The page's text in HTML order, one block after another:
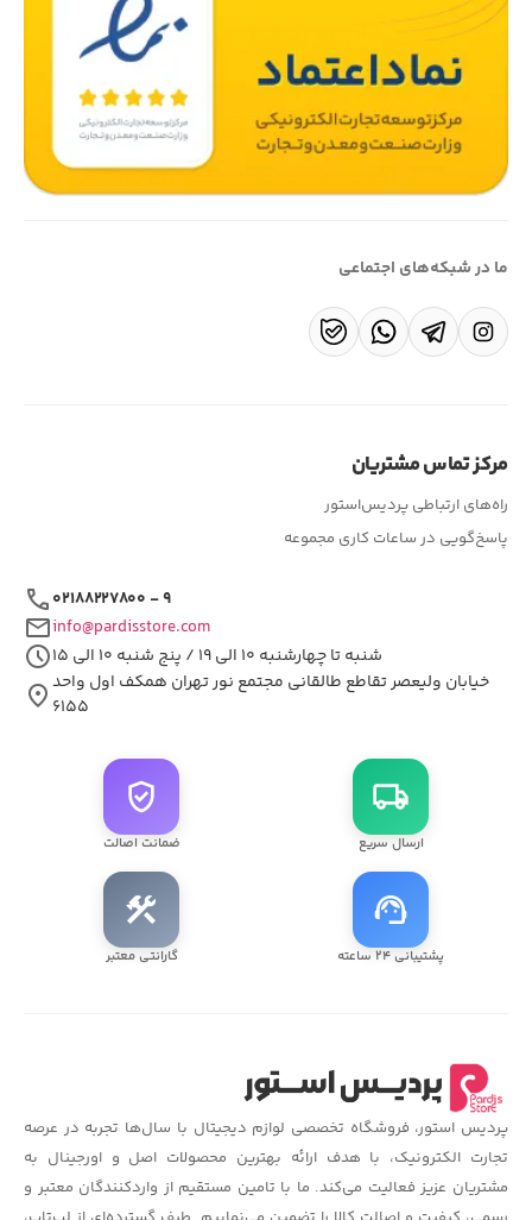
ما در شبکه‌های اجتماعی
مرکز تماس مشتریان
راه‌های ارتباطی پردیس‌استور
پاسخ‌گویی در ساعات کاری مجموعه
call۰۲۱۸۸۲۲۷۸۰۰ - ۹
mailinfo@pardisstore.com
schedule شنبه تا چهارشنبه ۱۰ الی ۱۹ / پنج شنبه ۱۰ الی ۱۵
location_onخیابان ولیعصر تقاطع طالقانی مجتمع نور تهران همکف اول واحد
۶۱۵۵
local_shipping
ارسال سریع
verified_user
ضمانت اصالت
support_agent
پشتیبانی ۲۴ ساعته
construction
گارانتی معتبر
پردیس استور، فروشگاه تخصصی لوازم دیجیتال با سال‌ها تجربه در عرصه
تجارت الکترونیک، با هدف ارائه بهترین محصولات اصل و اورجینال به
مشتریان عزیز فعالیت می‌کند. ما با تامین مستقیم از واردکنندگان معتبر و